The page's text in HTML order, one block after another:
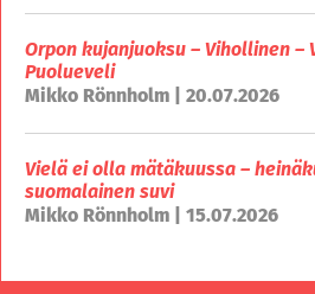
Orpon kujanjuoksu – Vihollinen –
Puolueveli
Mikko Rönnholm | 20.07.2026
Vielä ei olla mätäkuussa –
suomalainen suvi
Mikko Rönnholm | 15.07.2026